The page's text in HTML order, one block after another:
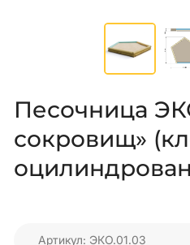
Песочница
сокровищ»
Артикул: ЭКО.01.03